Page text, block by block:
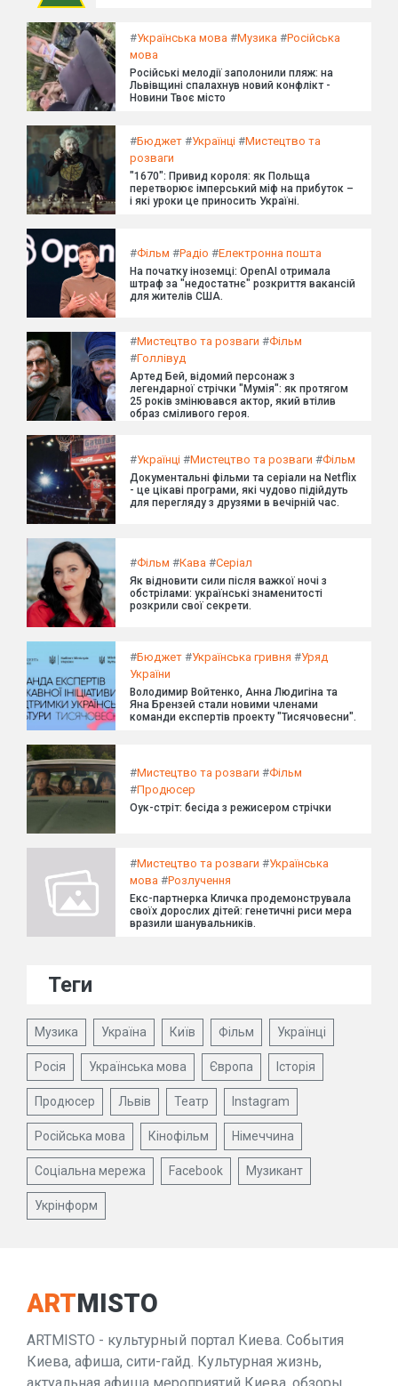
#Українська мова #Музика #Російська
мова
Російські мелодії заполонили пляж: на
Львівщині спалахнув новий конфлікт -
Новини Твоє місто
#Бюджет #Українці #Мистецтво та
розваги
"1670": Привид короля: як Польща
перетворює імперський міф на прибуток –
і які уроки це приносить Україні.
#Фільм #Радіо #Електронна пошта
На початку іноземці: OpenAI отримала
штраф за "недостатнє" розкриття вакансій
для жителів США.
#Мистецтво та розваги #Фільм
#Голлівуд
Артед Бей, відомий персонаж з
легендарної стрічки "Мумія": як протягом
25 років змінювався актор, який втілив
образ сміливого героя.
#Українці #Мистецтво та розваги #Фільм
Документальні фільми та серіали на Netflix
- це цікаві програми, які чудово підійдуть
для перегляду з друзями в вечірній час.
#Фільм #Кава #Серіал
Як відновити сили після важкої ночі з
обстрілами: українські знаменитості
розкрили свої секрети.
#Бюджет #Українська гривня #Уряд
України
Володимир Войтенко, Анна Людигіна та
Яна Брензей стали новими членами
команди експертів проекту "Тисячовесни".
#Мистецтво та розваги #Фільм
#Продюсер
Оук-стріт: бесіда з режисером стрічки
#Мистецтво та розваги #Українська
мова #Розлучення
Екс-партнерка Кличка продемонструвала
своїх дорослих дітей: генетичні риси мера
вразили шанувальників.
Теги
Музика Україна Київ Фільм Українці
Росія Українська мова Європа Історія
Продюсер Львів Театр Instagram
Російська мова Кінофільм Німеччина
Соціальна мережа Facebook Музикант
Укрінформ
ARTMISTO
ARTMISTO - культурный портал Киева. События
Киева, афиша, сити-гайд. Культурная жизнь,